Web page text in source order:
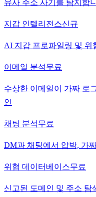
유사 주소 사기를 탐지합
지갑 인텔리전스신규
AI 지갑 프로파일링 및 위
이메일 분석무료
수상한 이메일이 가짜 로
인
채팅 분석무료
DM과 채팅에서 압박, 가
위협 데이터베이스무료
신고된 도메인 및 주소 탐